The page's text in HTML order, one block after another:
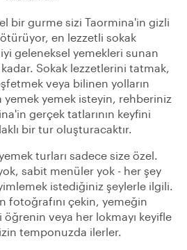
bir gurme sizi Taormina'in gizli
en lezzetli sokak
geleneksel yemekleri sunan
Sokak lezzetlerini tatmak,
veya bilinen yolların
yemek yemek isteyin, rehberiniz
gerçek tatlarının keyfini
bir tur oluşturacaktır.
turları sadece size özel.
sabit menüler yok - her şey
istediğiniz şeylerle ilgili.
fotoğrafını çekin, yemeğin
öğrenin veya her lokmayı keyifle
temponuzda ilerler.